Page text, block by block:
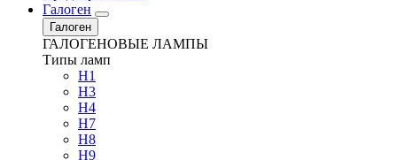
Галоген
Галоген
ГАЛОГЕНОВЫЕ ЛАМПЫ
Типы ламп
H1
H3
H4
H7
H8
H9